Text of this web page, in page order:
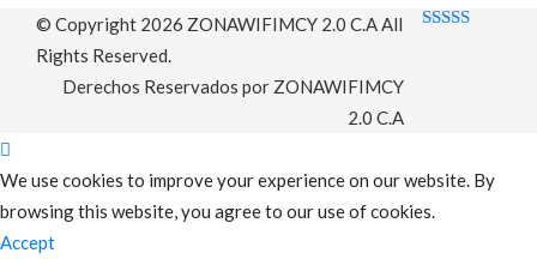
© Copyright 2026 ZONAWIFIMCY 2.0 C.AAll
Rights Reserved.
Derechos Reservados por ZONAWIFIMCY
2.0 C.A
We use cookies to improve your experience on our website. By
browsing this website, you agree to our use of cookies.
Accept